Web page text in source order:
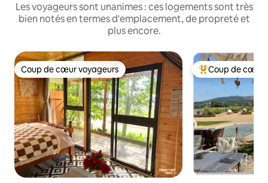
Les voyageurs sont unanimes : ces logements sont très
bien notés en termes d'emplacement, de propreté et
plus encore.
Coup de cœur voyageurs
Coup de cœur voyageurs Coups de cœur
Coup de cœur